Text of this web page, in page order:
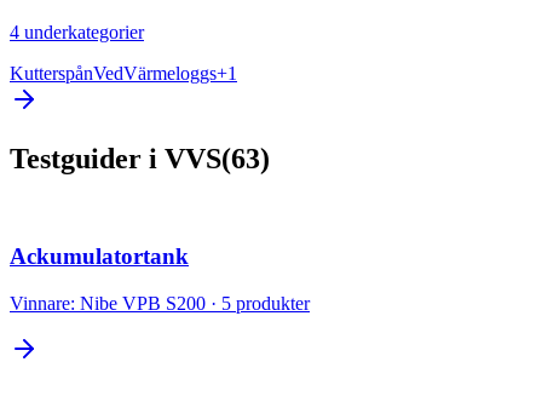
4 underkategorier
KutterspånVedVärmeloggs+1
Testguider i VVS(63)
Ackumulatortank
Vinnare: Nibe VPB S200 · 5 produkter